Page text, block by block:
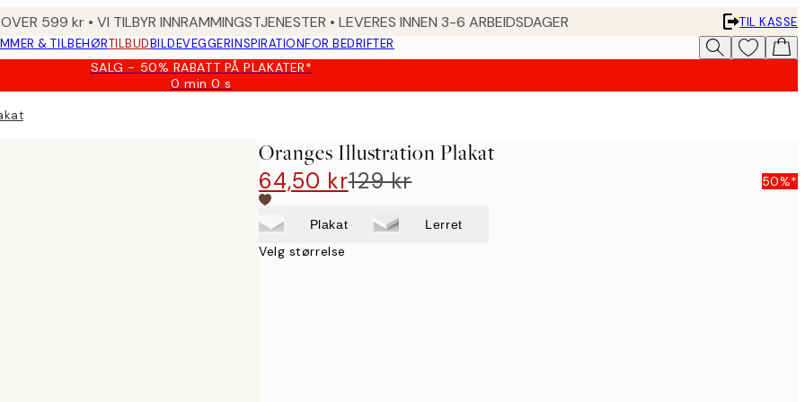
599 kr • VI TILBYR INNRAMMINGSTJENESTER • LEVERES INNEN 3-6 ARBEIDSDAGER
TIL KASSE
& TILBEHØRTILBUDBILDEVEGGERINSPIRATIONFOR BEDRIFTER
SALG - 50% RABATT PÅ PLAKATER*
0 min0 s
Gyldig
Oranges Illustration Plakat
64,50 kr129 kr 50%*
Plakat Lerret
Velg størrelse